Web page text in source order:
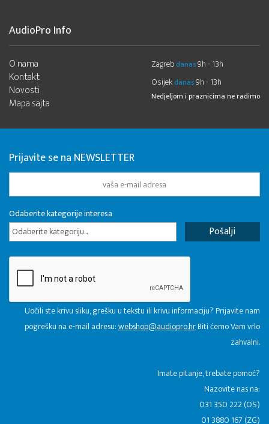
AudioPro Info
O nama
Kontakt
Novosti
Mapa sajta
Zagreb danas9h - 13h
Osijek danas9h - 13h
Nedjeljom i praznicima ne radimo
Prijavite se na NEWSLETTER
Odaberite kategorije interesa
Odaberite kategoriju...
Uočili ste krivu sliku, grešku u tekstu ili krivu informaciju? Prijavite nam
pogrešku na e-mail adresu:webshop@audiopro.hrBiti ćemo Vam vrlo
zahvalni.
​Imate pitanje, trebate pomoć?
Nazovite nas na:
031 350 222 (OS)
01 3880 167 (ZG)